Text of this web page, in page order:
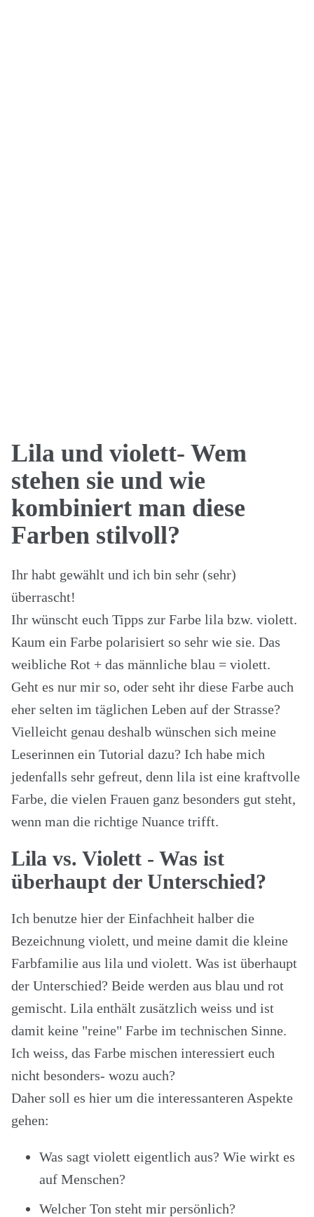
Lila und violett- Wem
stehen sie und wie
kombiniert man diese
Farben stilvoll?
Ihr habt gewählt und ich bin sehr (sehr)
überrascht!
Ihr wünscht euch Tipps zur Farbe lila bzw. violett.
Kaum ein Farbe polarisiert so sehr wie sie. Das
weibliche Rot + das männliche blau = violett.
Geht es nur mir so, oder seht ihr diese Farbe auch
eher selten im täglichen Leben auf der Strasse?
Vielleicht genau deshalb wünschen sich meine
Leserinnen ein Tutorial dazu? Ich habe mich
jedenfalls sehr gefreut, denn lila ist eine kraftvolle
Farbe, die vielen Frauen ganz besonders gut steht,
wenn man die richtige Nuance trifft.
Lila vs. Violett - Was ist
überhaupt der Unterschied?
Ich benutze hier der Einfachheit halber die
Bezeichnung violett, und meine damit die kleine
Farbfamilie aus lila und violett. Was ist überhaupt
der Unterschied? Beide werden aus blau und rot
gemischt. Lila enthält zusätzlich weiss und ist
damit keine "reine" Farbe im technischen Sinne.
Ich weiss, das Farbe mischen interessiert euch
nicht besonders- wozu auch?
Daher soll es hier um die interessanteren Aspekte
gehen:
Was sagt violett eigentlich aus? Wie wirkt es
auf Menschen?
Welcher Ton steht mir persönlich?